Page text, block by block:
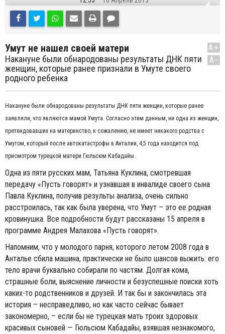
Умут не нашел своей матери
Накануне были обнародованы результаты ДНК пяти
женщин, которые ранее признали в Умуте своего
родного ребенка
A+
A-
Накануне были обнародованы результаты ДНК пяти женщин, которые ранее
заявляли, что являются мамой Умута. Согласно этим данным, ни одна из женщин,
претендовавших на материнство, к сожалению, не имеет никакого родства с
Умутом, который после автокатастрофы в Анталии, 4,5 года находится под
присмотром турецкой матери Гюльсюм Кабадайы.
Одна из пяти русских мам, Татьяна Куклина, смотревшая
передачу «Пусть говорят» и узнавшая в инвалиде своего сына
Павла Куклина, получив результы анализа, очень сильно
расстроилась, так как была уверена, что Умут – это ее родная
кровинушка. Все подробности будут рассказаны 15 апреля в
программе Андрея Малахова «Пусть говорят».
Напомним, что у молодого парня, которого летом 2008 года в
Анталье сбила машина, практически не было шансов выжить: его
тело врачи буквально собирали по частям. Долгая кома,
страшные боли, выяснение личности и безуспешные поиски хоть
каких-то родственников и друзей. И так бы и закончилась эта
история – несправедливо, но как часто сейчас бывает
закономерно, – если бы не турецкая мать троих здоровых
красивых сыновей — Гюльсюм Кабадайы, взявшая незнакомого,